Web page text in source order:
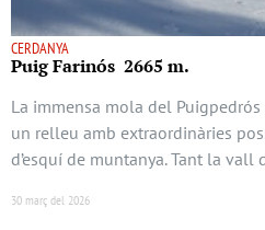
CERDANYA
Puig Farinós 2665 m.
La immensa mola del
un relleu amb extraordinàries
d’esquí de muntanya. Tant la
30 març del 2026